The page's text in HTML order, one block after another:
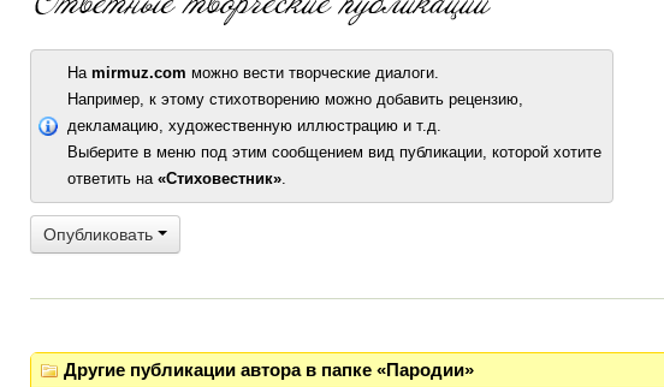
На mirmuz.com можно вести творческие диалоги.
Например, к этому стихотворению можно добавить рецензию,
декламацию, художественную иллюстрацию и т.д.
Выберите в меню под этим сообщением вид публикации, которой хотите
ответить на «Стиховестник».
Опубликовать
Другие публикации автора в папке «Пародии»